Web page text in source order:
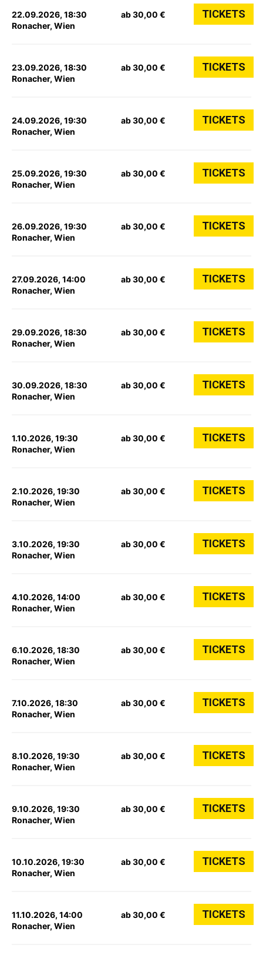
22.09.2026, 18:30
Ronacher, Wien
ab 30,00 € TICKETS
23.09.2026, 18:30
Ronacher, Wien
ab 30,00 € TICKETS
24.09.2026, 19:30
Ronacher, Wien
ab 30,00 € TICKETS
25.09.2026, 19:30
Ronacher, Wien
ab 30,00 € TICKETS
26.09.2026, 19:30
Ronacher, Wien
ab 30,00 € TICKETS
27.09.2026, 14:00
Ronacher, Wien
ab 30,00 € TICKETS
29.09.2026, 18:30
Ronacher, Wien
ab 30,00 € TICKETS
30.09.2026, 18:30
Ronacher, Wien
ab 30,00 € TICKETS
1.10.2026, 19:30
Ronacher, Wien
ab 30,00 € TICKETS
2.10.2026, 19:30
Ronacher, Wien
ab 30,00 € TICKETS
3.10.2026, 19:30
Ronacher, Wien
ab 30,00 € TICKETS
4.10.2026, 14:00
Ronacher, Wien
ab 30,00 € TICKETS
6.10.2026, 18:30
Ronacher, Wien
ab 30,00 € TICKETS
7.10.2026, 18:30
Ronacher, Wien
ab 30,00 € TICKETS
8.10.2026, 19:30
Ronacher, Wien
ab 30,00 € TICKETS
9.10.2026, 19:30
Ronacher, Wien
ab 30,00 € TICKETS
10.10.2026, 19:30
Ronacher, Wien
ab 30,00 € TICKETS
11.10.2026, 14:00
Ronacher, Wien
ab 30,00 € TICKETS